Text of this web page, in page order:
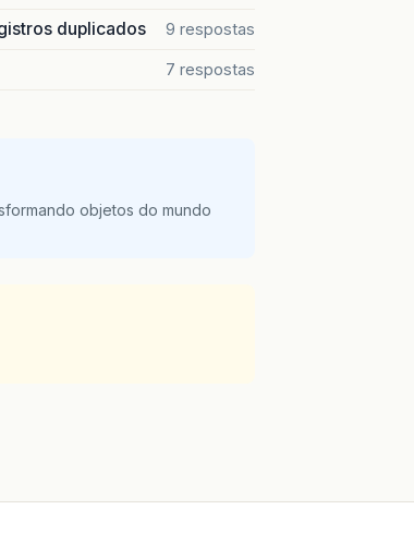
duplicados 9 respostas
7 respostas
objetos do mundo